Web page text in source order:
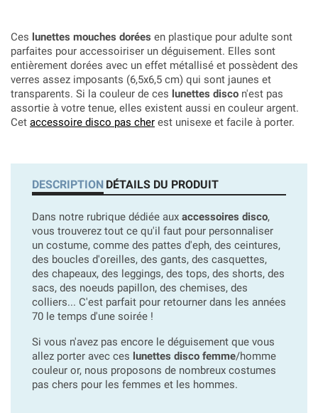
Ces lunettes mouches dorées en plastique pour adulte sont
parfaites pour accessoiriser un déguisement. Elles sont
entièrement dorées avec un effet métallisé et possèdent des
verres assez imposants (6,5x6,5 cm) qui sont jaunes et
transparents. Si la couleur de ces lunettes disco n'est pas
assortie à votre tenue, elles existent aussi en couleur argent.
Cet accessoire disco pas cher est unisexe et facile à porter.
DESCRIPTION DÉTAILS DU PRODUIT
Dans notre rubrique dédiée aux accessoires disco,
vous trouverez tout ce qu'il faut pour personnaliser
un costume, comme des pattes d'eph, des ceintures,
des boucles d'oreilles, des gants, des casquettes,
des chapeaux, des leggings, des tops, des shorts, des
sacs, des noeuds papillon, des chemises, des
colliers... C'est parfait pour retourner dans les années
70 le temps d'une soirée !
Si vous n'avez pas encore le déguisement que vous
allez porter avec ces lunettes disco femme/homme
couleur or, nous proposons de nombreux costumes
pas chers pour les femmes et les hommes.